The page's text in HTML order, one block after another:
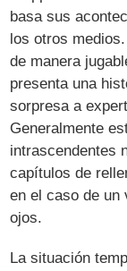
basa sus
los otros
de manera
presenta una
sorpresa a
Generalmente
intrascendentes
capítulos de
en el caso de un
ojos.
La situación